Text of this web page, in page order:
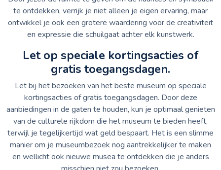
te ontdekken, verrijk je niet alleen je eigen ervaring, maar
ontwikkel je ook een grotere waardering voor de creativiteit
en expressie die schuilgaat achter elk kunstwerk.
Let op speciale kortingsacties of
gratis toegangsdagen.
Let bij het bezoeken van het beste museum op speciale
kortingsacties of gratis toegangsdagen. Door deze
aanbiedingen in de gaten te houden, kun je optimaal genieten
van de culturele rijkdom die het museum te bieden heeft,
terwijl je tegelijkertijd wat geld bespaart. Het is een slimme
manier om je museumbezoek nog aantrekkelijker te maken
en wellicht ook nieuwe musea te ontdekken die je anders